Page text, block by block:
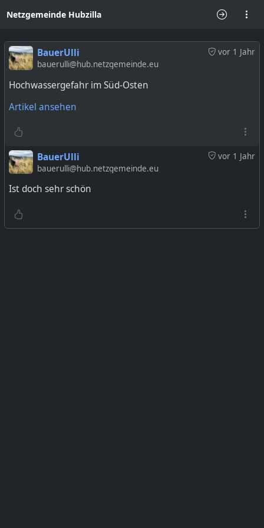
Netzgemeinde Hubzilla
vor 1 Jahr
BauerUlli
bauerulli@hub.netzgemeinde.eu
Hochwassergefahr im Süd-Osten
Artikel ansehen
vor 1 Jahr
BauerUlli
bauerulli@hub.netzgemeinde.eu
Ist doch sehr schön